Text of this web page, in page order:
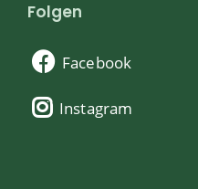
Folgen
Facebook
Instagram